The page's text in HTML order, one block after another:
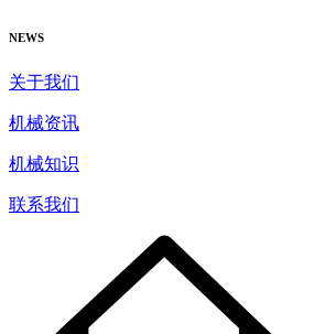
NEWS
关于我们
机械资讯
机械知识
联系我们